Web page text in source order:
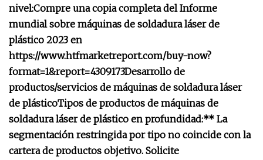
nivel:Compre una copia completa del Informe
mundial sobre máquinas de soldadura láser de
plástico 2023 en
https://www.htfmarketreport.com/buy-now?
format=1&report=4309173Desarrollo de
productos/servicios de máquinas de soldadura láser
de plásticoTipos de productos de máquinas de
soldadura láser de plástico en profundidad:** La
segmentación restringida por tipo no coincide con la
cartera de productos objetivo. Solicite